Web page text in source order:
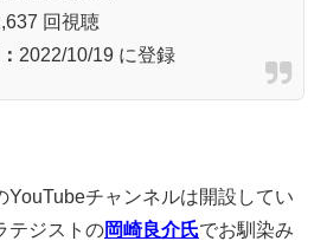
回視聴
2022/10/19 に登録
YouTubeチャンネルは開設してい
テジストの岡崎良介氏でお馴染み